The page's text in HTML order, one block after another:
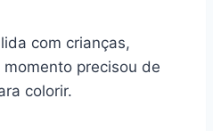
com crianças,
precisou de
colorir.